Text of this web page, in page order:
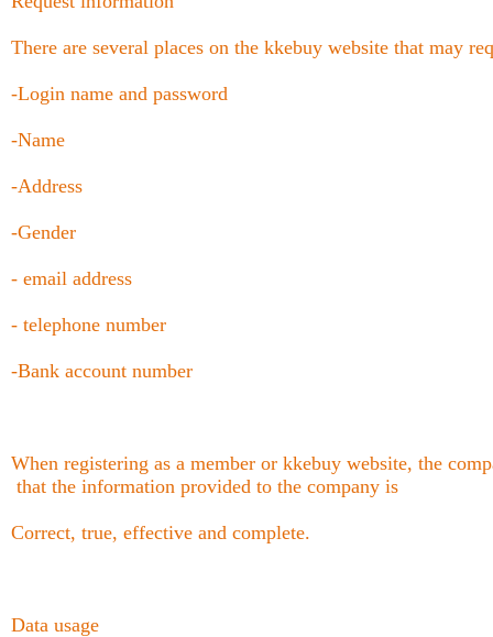
There are several places on the kkebuy website that may
-Login name and password
-Name
-Address
-Gender
- email address
- telephone number
-Bank account number
When registering as a member or kkebuy website, the
that the information provided to the company is
Correct, true, effective and complete.
Data usage